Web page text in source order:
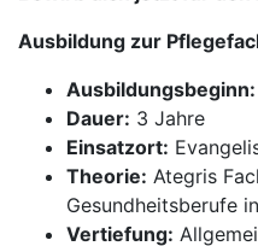
Ausbildung zur
Ausbildungsbeginn:
Dauer: 3 Jahre
Einsatzort:
Theorie: Ategris
Gesundheitsberufe
Vertiefung: